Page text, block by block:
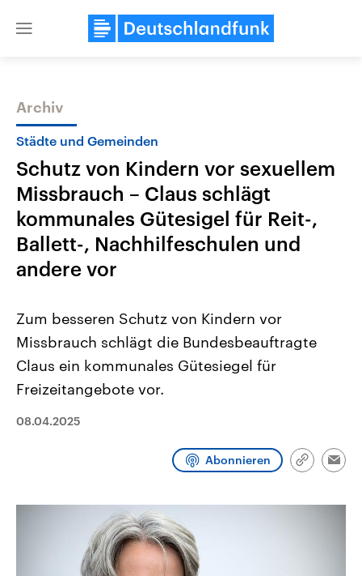
Close
Themen
Sachsen-Anhalt wählt am 6.
September 2026 einen neuen
Landtag. Seit 2021 wird das
Bundesland von einer Koalition aus
CDU, SPD und FDP regiert.-
Umfragen, Prognosen,
Wahlprogramme, aktuelle Berichte
und Kandidaten der anstehenden
Wirtschaftlich und
gehören die Vereinigten
den mächtigsten Ländern
mit großem Einfluss auf
aktuelle Weltgeschehen.
Archiv
Städte und Gemeinden
Schutz von Kindern vor sexuellem
Missbrauch – Claus schlägt
kommunales Gütesigel für Reit-,
Ballett-, Nachhilfeschulen und
andere vor
Zum besseren Schutz von Kindern vor
Missbrauch schlägt die Bundesbeauftragte
Claus ein kommunales Gütesiegel für
Freizeitangebote vor.
08.04.2025
Abonnieren
Link